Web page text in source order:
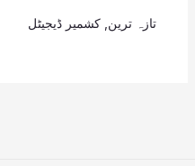
تازہ ترین کشمیر ڈیجیٹل